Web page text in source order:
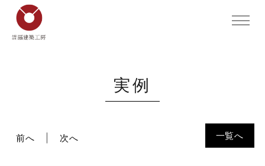
実例
一覧へ
前へ 次へ